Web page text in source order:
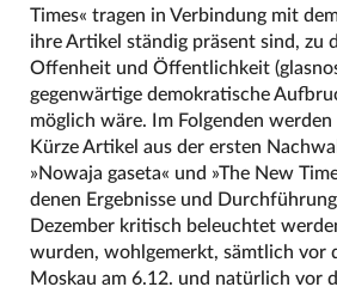
Times« tragen in Verbindung mit
ihre Artikel ständig präsent sind, zu
Offenheit und Öffentlichkeit
gegenwärtige demokratische
möglich wäre. Im Folgenden
Kürze Artikel aus der ersten
»Nowaja gaseta« und »The New
denen Ergebnisse und
Dezember kritisch beleuchtet
wurden, wohlgemerkt, sämtlich vor
Moskau am 6.12. und natürlich vor